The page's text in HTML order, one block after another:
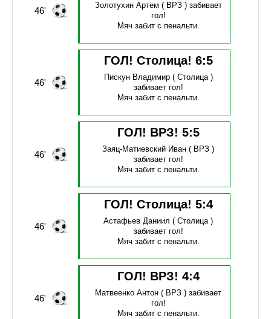
46'
Золотухин Артем ( ВРЗ ) забивает
гол!
Мяч забит с пенальти.
46'
ГОЛ! Столица! 6:5
Пискун Владимир( Столица )
забивает гол!
Мяч забит с пенальти.
46'
ГОЛ! ВРЗ! 5:5
Заяц-Матиевский Иван ( ВРЗ )
забивает гол!
Мяч забит с пенальти.
46'
ГОЛ! Столица! 5:4
Астафьев Даниил ( Столица )
забивает гол!
Мяч забит с пенальти.
46'
ГОЛ! ВРЗ! 4:4
Матвеенко Антон ( ВРЗ )забивает
гол!
Мяч забит с пенальти.